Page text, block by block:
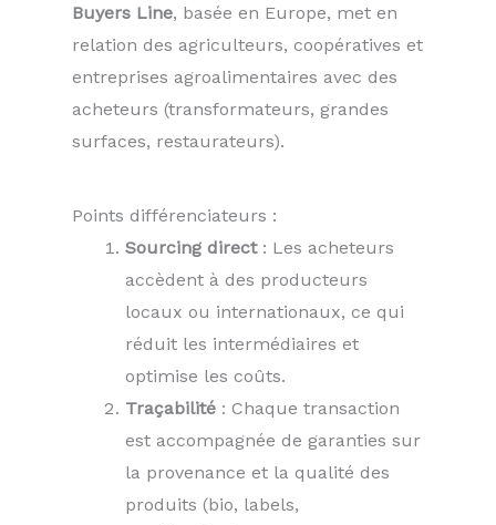
Buyers Line, basée en Europe, met en
relation des agriculteurs, coopératives et
entreprises agroalimentaires avec des
acheteurs (transformateurs, grandes
surfaces, restaurateurs).
Points différenciateurs :
Sourcing direct: Les acheteurs
accèdent à des producteurs
locaux ou internationaux, ce qui
réduit les intermédiaires et
optimise les coûts.
Traçabilité : Chaque transaction
est accompagnée de garanties sur
la provenance et la qualité des
produits (bio, labels,